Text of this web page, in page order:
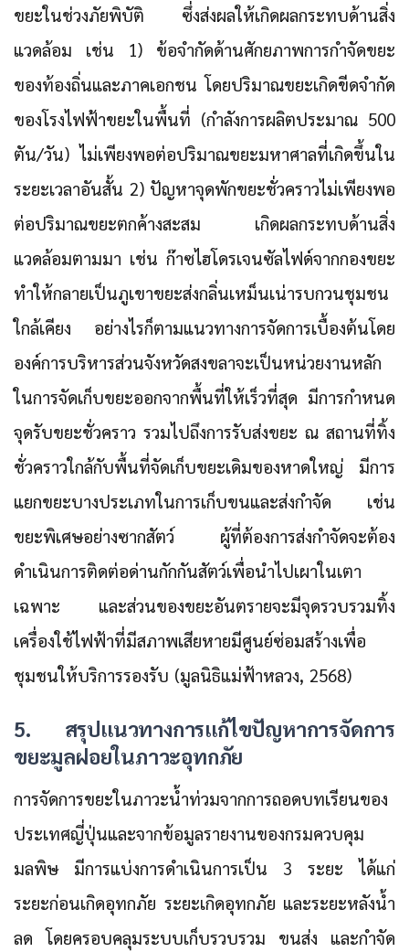
ขยะในช่วงภัยพิบัติ ซึ่งส่งผลให้เกิดผลกระทบด้านสิ่ง
แวดล้อม เช่น 1) ข้อจำกัดด้านศักยภาพการกำจัดขยะ
ของท้องถิ่นและภาคเอกชน โดยปริมาณขยะเกิดขีดจำกัด
ของโรงไฟฟ้าขยะในพื้นที่ (กำลังการผลิตประมาณ 500
ตัน/วัน) ไม่เพียงพอต่อปริมาณขยะมหาศาลที่เกิดขึ้นใน
ระยะเวลาอันสั้น 2) ปัญหาจุดพักขยะชั่วคราวไม่เพียงพอ
ต่อปริมาณขยะตกค้างสะสม เกิดผลกระทบด้านสิ่ง
แวดล้อมตามมา เช่น ก๊าซไฮโดรเจนซัลไฟด์จากกองขยะ
ทำให้กลายเป็นภูเขาขยะส่งกลิ่นเหม็นเน่ารบกวนชุมชน
ใกล้เคียง อย่างไรก็ตามแนวทางการจัดการเบื้องต้นโดย
องค์การบริหารส่วนจังหวัดสงขลาจะเป็นหน่วยงานหลัก
ในการจัดเก็บขยะออกจากพื้นที่ให้เร็วที่สุด มีการกำหนด
จุดรับขยะชั่วคราว รวมไปถึงการรับส่งขยะ ณ สถานที่ทิ้ง
ชั่วคราวใกล้กับพื้นที่จัดเก็บขยะเดิมของหาดใหญ่ มีการ
แยกขยะบางประเภทในการเก็บขนและส่งกำจัด เช่น
ขยะพิเศษอย่างซากสัตว์ ผู้ที่ต้องการส่งกำจัดจะต้อง
ดำเนินการติดต่อด่านกักกันสัตว์เพื่อนำไปเผาในเตา
เฉพาะ และส่วนของขยะอันตรายจะมีจุดรวบรวมทิ้ง
เครื่องใช้ไฟฟ้าที่มีสภาพเสียหายมีศูนย์ซ่อมสร้างเพื่อ
ชุมชนให้บริการรองรับ (มูลนิธิแม่ฟ้าหลวง, 2568)
5. สรุปแนวทางการแก้ไขปัญหาการจัดการ
ขยะมูลฝอยในภาวะอุทกภัย
การจัดการขยะในภาวะน้ำท่วมจากการถอดบทเรียนของ
ประเทศญี่ปุ่นและจากข้อมูลรายงานของกรมควบคุม
มลพิษ มีการแบ่งการดำเนินการเป็น 3 ระยะ ได้แก่
ระยะก่อนเกิดอุทกภัย ระยะเกิดอุทกภัย และระยะหลังน้ำ
ลด โดยครอบคลุมระบบเก็บรวบรวม ขนส่ง และกำจัด